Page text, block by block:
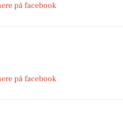
på facebook
på facebook